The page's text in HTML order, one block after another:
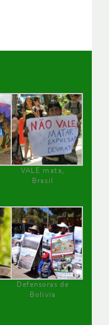
VALE mata,
Brasil
Defensoras de
Bolivia